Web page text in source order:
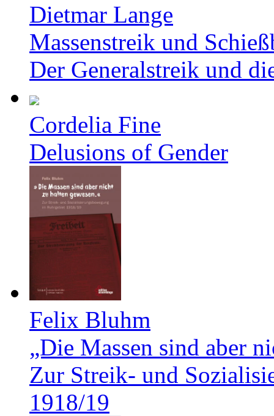
Dietmar Lange
Massenstreik und
Der Generalstreik und
Cordelia Fine
Delusions of Gender
Felix Bluhm
„Die Massen sind aber
Zur Streik- und
1918/19